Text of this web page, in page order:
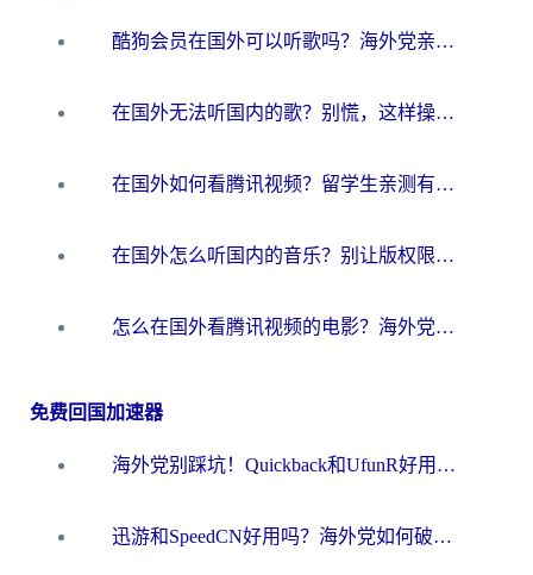
酷狗会员在国外可以听歌吗？海外党亲测有效：3步解决音乐权限难题
在国外无法听国内的歌？别慌，这样操作就能畅听QQ音乐（附亲测加速器推荐）
在国外如何看腾讯视频？留学生亲测有效的回国加速方案
在国外怎么听国内的音乐？别让版权限制断了你的华语歌单
怎么在国外看腾讯视频的电影？海外党亲测有效的回国加速指南
免费回国加速器
海外党别踩坑！Quickback和UfunR好用吗？选对回国加速器才能无缝刷国内资源
迅游和SpeedCN好用吗？海外党如何破解那道看不见的墙